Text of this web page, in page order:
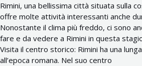
Rimini, una bellissima città situata sulla
offre molte attività interessanti anche
Nonostante il clima più freddo, ci sono
fare e da vedere a Rimini in questa
Visita il centro storico: Rimini ha una
all’epoca romana. Nel suo centro